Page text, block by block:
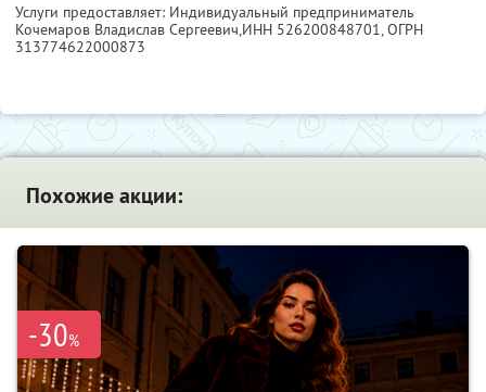
Услуги предоставляет: Индивидуальный предприниматель
Кочемаров Владислав Сергеевич,ИНН 526200848701, ОГРН
313774622000873
Похожие акции:
-30%